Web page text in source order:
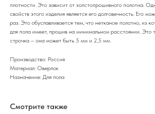
плотности. Это зависит от холстопрошивного полотна.
свойств этого изделия является его долговечность. Его
раз. Это обуславливается тем, что нетканое полотно, из
для пола имеет, прошив на минимальном расстоянии. Это
строчка – она может быть 5 мм и 2,5 мм.
Производство: Россия
Материал: Оверлок
Назначение: Для пола
Смотрите также